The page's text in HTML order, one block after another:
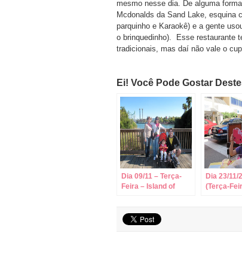
mesmo nesse dia. De alguma
Mcdonalds da Sand Lake, esquina
parquinho e Karaokê) e a gente
o brinquedinho). Esse restaurante
tradicionais, mas daí não vale o
Ei! Você Pode Gostar
Dia 09/11 – Terça-
Feira – Island of
Harry Potter
Dia 23/11/
(Terça-